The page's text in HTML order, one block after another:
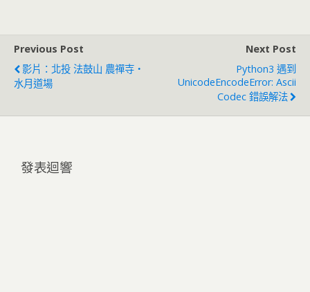
Previous Post
影片：北投 法鼓山 農禪寺・
水月道場
Next Post
Python3 遇到
UnicodeEncodeError: Ascii
Codec 錯誤解法
發表迴響